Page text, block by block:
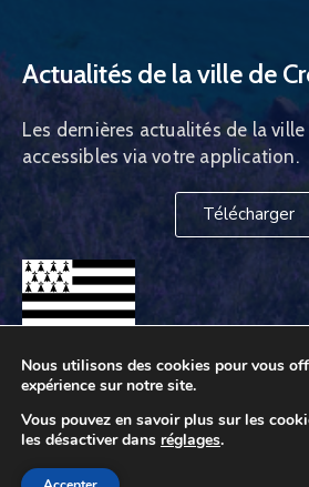
Actualités de la ville de
Les dernières actualités de la
accessibles via votre application.
Télécharger
Ville de Crozon © 2026. Tous droits
Nous utilisons des cookies pour vous
expérience sur notre site.
Vous pouvez en savoir plus sur les
les désactiver dans réglages.